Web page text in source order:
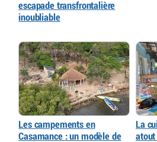
escapade transfrontalière
inoubliable
Les campements en
Casamance : un modèle de
La
atout